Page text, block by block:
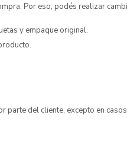
Por eso, podés realizar
y empaque original.
parte del cliente, excepto en